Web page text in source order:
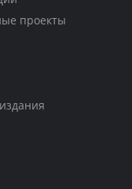
проекты